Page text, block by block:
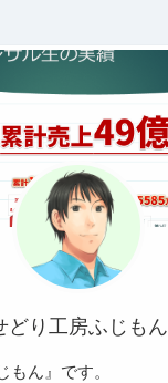
どり工房ふじもん
もん』です。